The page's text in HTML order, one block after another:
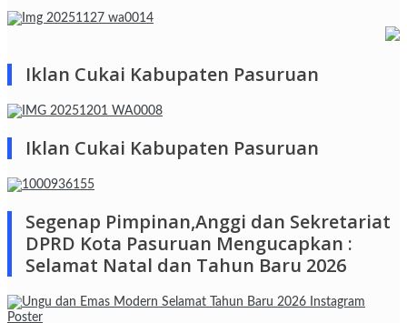
Iklan Cukai Kabupaten Pasuruan
Iklan Cukai Kabupaten Pasuruan
Segenap Pimpinan,Anggi dan Sekretariat
DPRD Kota Pasuruan Mengucapkan :
Selamat Natal dan Tahun Baru 2026